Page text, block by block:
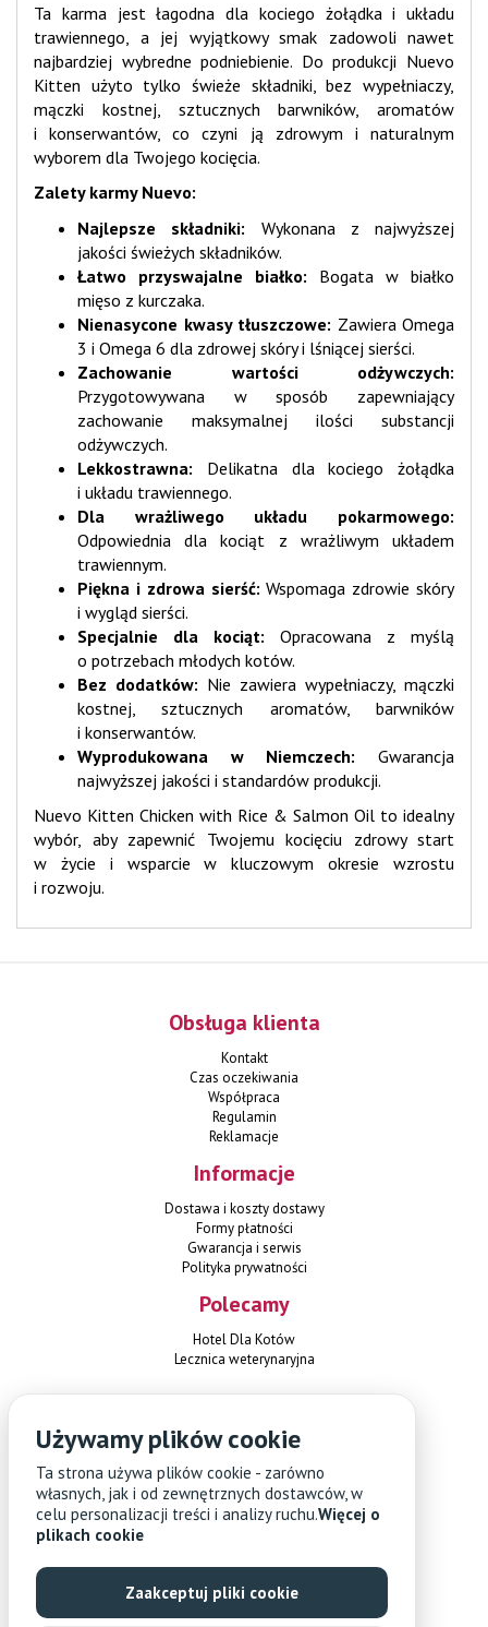
Ta karma jest łagodna dla kociego żołądka i układu
trawiennego, a jej wyjątkowy smak zadowoli nawet
najbardziej wybredne podniebienie. Do produkcji Nuevo
Kitten użyto tylko świeże składniki, bez wypełniaczy,
mączki kostnej, sztucznych barwników, aromatów
i konserwantów, co czyni ją zdrowym i naturalnym
wyborem dla Twojego kocięcia.
Zalety karmy Nuevo:
Najlepsze składniki: Wykonana z najwyższej
jakości świeżych składników.
Łatwo przyswajalne białko: Bogata w białko
mięso z kurczaka.
Nienasycone kwasy tłuszczowe: Zawiera Omega
3 i Omega 6 dla zdrowej skóry i lśniącej sierści.
Zachowanie wartości odżywczych:
Przygotowywana w sposób zapewniający
zachowanie maksymalnej ilości substancji
odżywczych.
Lekkostrawna: Delikatna dla kociego żołądka
i układu trawiennego.
Dla wrażliwego układu pokarmowego:
Odpowiednia dla kociąt z wrażliwym układem
trawiennym.
Piękna i zdrowa sierść: Wspomaga zdrowie skóry
i wygląd sierści.
Specjalnie dla kociąt: Opracowana z myślą
o potrzebach młodych kotów.
Bez dodatków: Nie zawiera wypełniaczy, mączki
kostnej, sztucznych aromatów, barwników
i konserwantów.
Wyprodukowana w Niemczech: Gwarancja
najwyższej jakości i standardów produkcji.
Nuevo Kitten Chicken with Rice & Salmon Oil to idealny
wybór, aby zapewnić Twojemu kocięciu zdrowy start
w życie i wsparcie w kluczowym okresie wzrostu
i rozwoju.
Obsługa klienta
Kontakt
Czas oczekiwania
Współpraca
Regulamin
Reklamacje
Informacje
Dostawa i koszty dostawy
Formy płatności
Gwarancja i serwis
Polityka prywatności
Polecamy
Hotel Dla Kotów
Lecznica weterynaryjna
Czterylapki.pl
ul. Herbsta 1
02-784 Warszawa
+48 451 108 689
Używamy plików cookie
Ta strona używa plików cookie - zarówno
własnych, jak i od zewnętrznych dostawców, w
celu personalizacji treści i analizy ruchu.Więcej o
plikach cookie
Zaakceptuj pliki cookie